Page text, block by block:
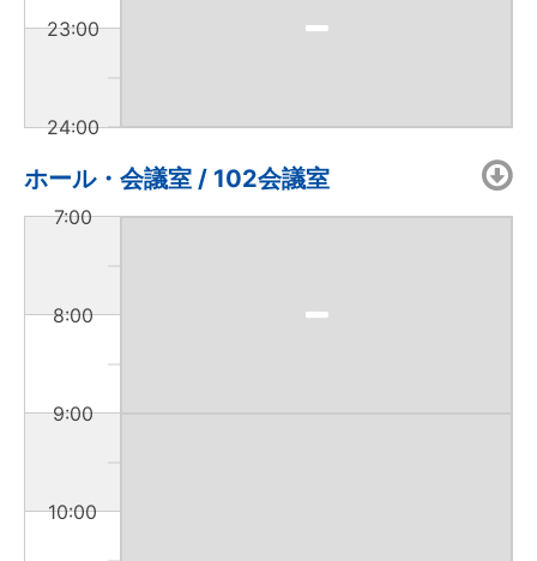
23:00
24:00
ホール・会議室 / 102会議室
7:00
8:00
9:00
10:00